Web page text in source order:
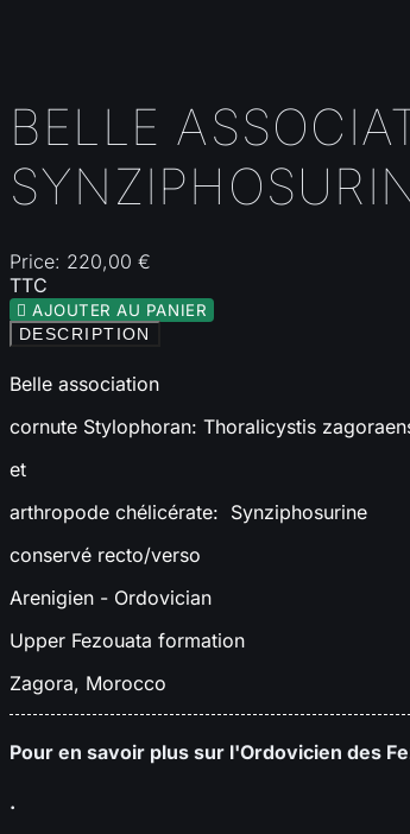
BELLE
Price: 220,00 €
TTC
 AJOUTER AU PANIER
DESCRIPTION
Belle association
cornute Stylophoran: Thoralicystis
et
arthropode chélicérate: Synziphosurine
conservé recto/verso
Arenigien - Ordovician
Upper Fezouata formation
Zagora, Morocco
Pour en savoir plus sur l'Ordovicien des
.